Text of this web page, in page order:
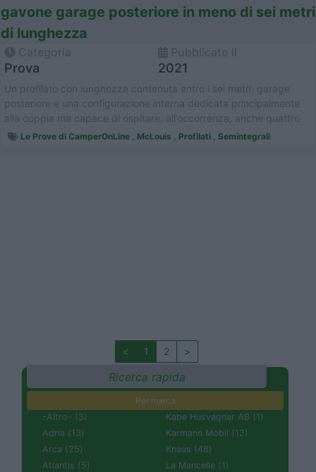
gavone garage posteriore in meno di sei metri
di lunghezza
Prova 2021
Un profilato con lunghezza contenuta entro i sei metri, garage
posteriore e una configurazione interna dedicata principalmente
alla coppia ma capace di ospitare, all’occorrenza, anche quattro
person...
Le Prove di CamperOnLine McLouis Profilati Semintegrali
< 1 2 >
Ricerca rapida
Per marca
-Altro- (3)
Adria (13)
Arca (25)
Atlantis (5)
Kabe Husvagnar AB (1)
Karmann Mobil (12)
Knaus (48)
La Mancelle (1)